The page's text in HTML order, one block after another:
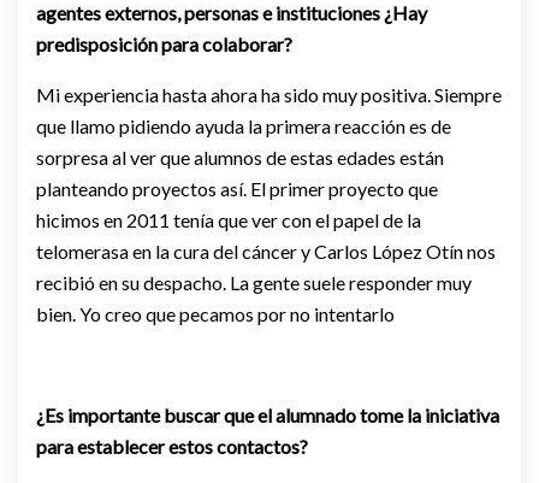
agentes externos, personas e instituciones ¿Hay
predisposición para colaborar?
Mi experiencia hasta ahora ha sido muy positiva. Siempre
que llamo pidiendo ayuda la primera reacción es de
sorpresa al ver que alumnos de estas edades están
planteando proyectos así. El primer proyecto que
hicimos en 2011 tenía que ver con el papel de la
telomerasa en la cura del cáncer y Carlos López Otín nos
recibió en su despacho. La gente suele responder muy
bien. Yo creo que pecamos por no intentarlo
¿Es importante buscar que el alumnado tome la iniciativa
para establecer estos contactos?